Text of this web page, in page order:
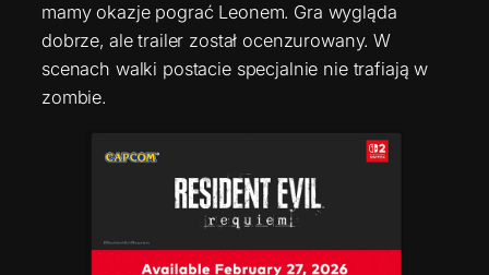
mamy okazje pograć Leonem. Gra wygląda
dobrze, ale trailer został ocenzurowany. W
scenach walki postacie specjalnie nie trafiają w
zombie.